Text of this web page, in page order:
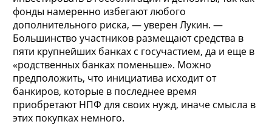
фонды намеренно избегают любого
дополнительного риска, — уверен Лукин. —
Большинство участников размещают средства в
пяти крупнейших банках с госучастием, да и еще в
«родственных банках поменьше». Можно
предположить, что инициатива исходит от
банкиров, которые в последнее время
приобретают НПФ для своих нужд, иначе смысла в
этих покупках немного.